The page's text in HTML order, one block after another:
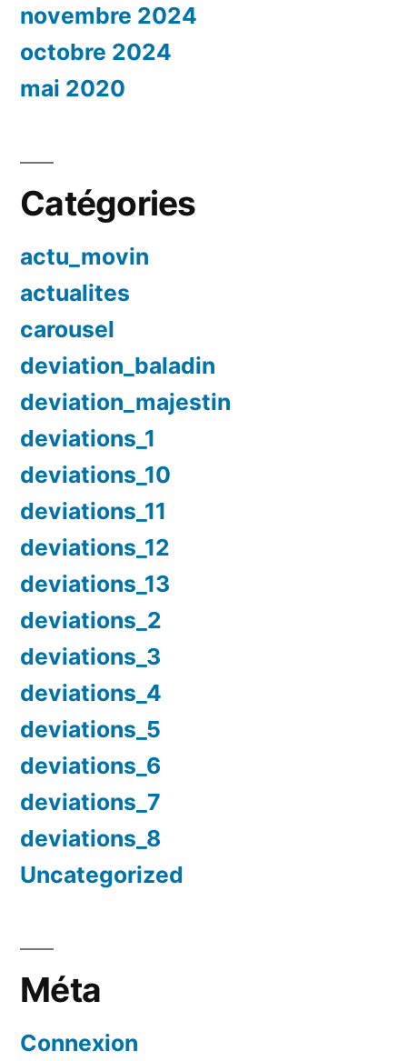
novembre 2024
octobre 2024
mai 2020
Catégories
actu_movin
actualites
carousel
deviation_baladin
deviation_majestin
deviations_1
deviations_10
deviations_11
deviations_12
deviations_13
deviations_2
deviations_3
deviations_4
deviations_5
deviations_6
deviations_7
deviations_8
Uncategorized
Méta
Connexion